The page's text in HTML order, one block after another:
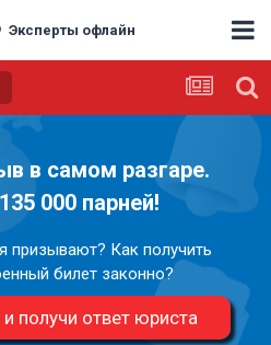
Эксперты офлайн
в самом разгаре.
000 парней!
призывают? Как получить
билет законно?
и получи ответ юриста